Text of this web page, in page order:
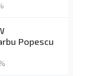
Popescu